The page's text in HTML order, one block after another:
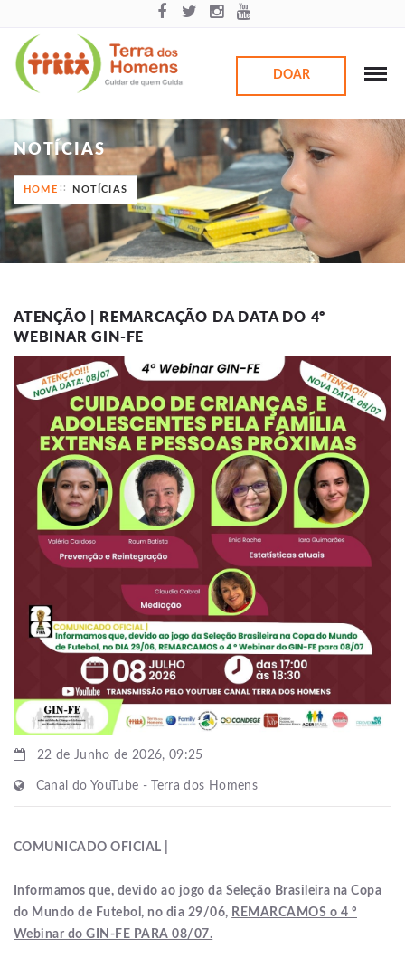
DOAR
NOTÍCIAS
HOME NOTÍCIAS
ATENÇÃO | REMARCAÇÃO DA DATA DO 4º
WEBINAR GIN-FE
22 de Junho de 2026, 09:25
Canal do YouTube - Terra dos Homens
COMUNICADO OFICIAL |
Informamos que, devido ao jogo da Seleção Brasileira na Copa
do Mundo de Futebol, no dia 29/06, REMARCAMOS o 4 º
Webinar do GIN-FE PARA 08/07.